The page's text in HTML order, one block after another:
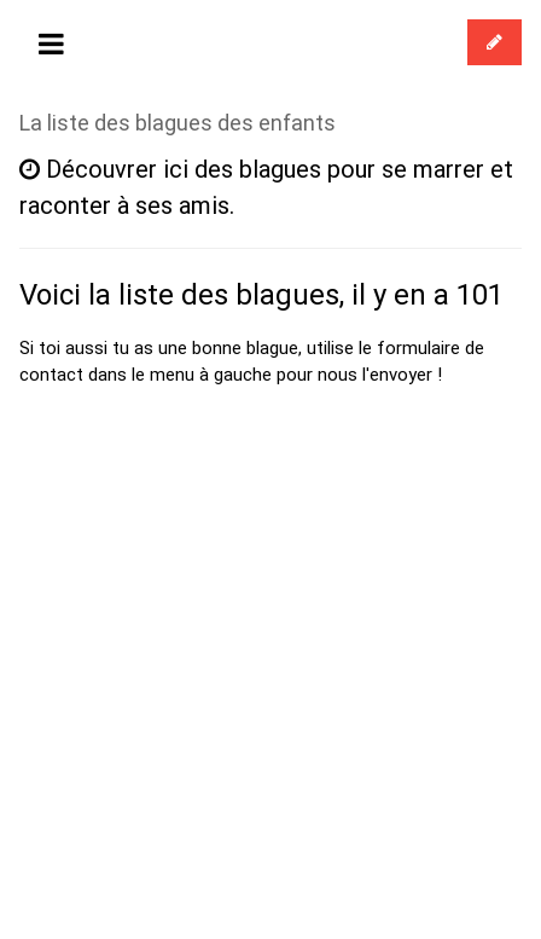
La liste des blagues des enfants
Découvrer ici des blagues pour se marrer et
raconter à ses amis.
Voici la liste des blagues, il y en a 101
Si toi aussi tu as une bonne blague, utilise le formulaire de
contact dans le menu à gauche pour nous l'envoyer !